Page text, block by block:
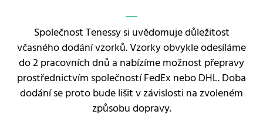
Společnost Tenessy si uvědomuje důležitost
včasného dodání vzorků. Vzorky obvykle odesíláme
do 2 pracovních dnů a nabízíme možnost přepravy
prostřednictvím společností FedEx nebo DHL. Doba
dodání se proto bude lišit v závislosti na zvoleném
způsobu dopravy.